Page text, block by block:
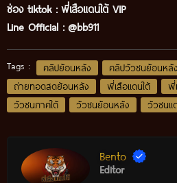
ช่อง tiktok : พี่เสือแดนใต้ VIP
Line Official : @bb911
Tags : คลิปย้อนหลัง คลิปวัวชนย้อนหลัง
ถ่ายทอดสดย้อนหลัง
พี่เสือแดนใต้
พี่
วัวชนภาคใต้
วัวชนย้อนหลัง วัวชนแ
Bento
Editor